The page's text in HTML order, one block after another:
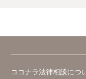
ココナラ法律相談につ